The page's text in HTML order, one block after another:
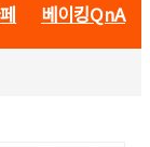
베이킹QnA